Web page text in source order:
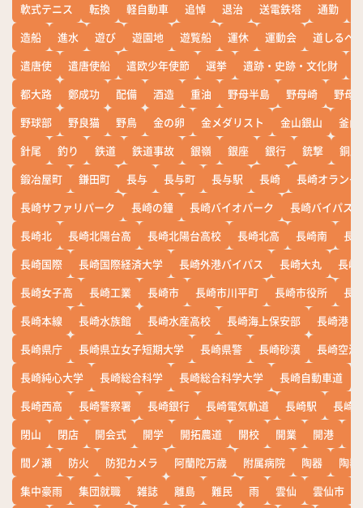
軟式テニス
転換 軽自動車 追悼 退治 送電鉄塔 通勤
造船
進水 遊び 遊園地 遊覧船 運休 運動会
道しるべ
遣唐使
遣唐使船 遣欧少年使節 選挙 遺跡・史跡・文化財
都大路
鄭成功 配備 酒造 重油 野母半島 野母崎
野母
野球部
野良猫 野鳥 金の卵 金メダリスト 金山銀山
釜山
針尾
釣り 鉄道 鉄道事故 銀嶺 銀座 銀行 銃撃
銅座
鍛冶屋町
鎌田町 長与 長与町 長与駅 長崎
長崎オランダ
長崎サファリパーク
長崎の鐘 長崎バイオパーク
長崎バイパス
長崎北
長崎北陽台高 長崎北陽台高校 長崎北高 長崎南
長
長崎国際
長崎国際経済大学 長崎外港バイパス 長崎大丸
長崎
長崎女子高
長崎工業 長崎市 長崎市川平町 長崎市役所
長
長崎本線
長崎水族館 長崎水産高校 長崎海上保安部
長崎港
長崎県庁
長崎県立女子短期大学 長崎県警 長崎砂漠
長崎空港
長崎純心大学
長崎総合科学 長崎総合科学大学 長崎自動車道
長崎西高
長崎警察署 長崎銀行 長崎電気軌道 長崎駅
長崎
閉山
閉店 開会式 開学 開拓農道 開校 開業 開港
間ノ瀬
防火 防犯カメラ 阿蘭陀万歳 附属病院 陶器
陶器
集中豪雨
集団就職 雑誌 離島 難民 雨 雲仙 雲仙市